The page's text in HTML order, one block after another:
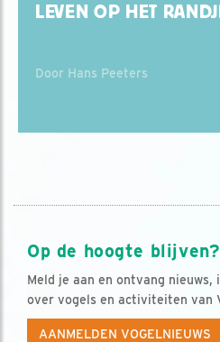
LEVEN OP HET
Door Hans Peeters
Op de hoogte blijven?
Meld je aan en ontvang
over vogels en activiteiten van
AANMELDEN VOGELNIEUWS